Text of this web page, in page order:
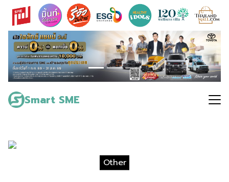
Skip
content
Smart SME
Search
for:
Other